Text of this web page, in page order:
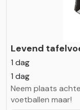
Levend
1 dag
1 dag
Neem plaats
voetballen maar!